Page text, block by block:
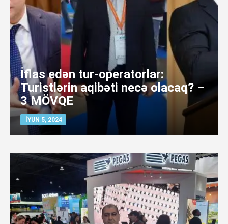
İflas edən tur-operatorlar:
Turistlərin aqibəti necə olacaq? –
3 MÖVQE
İYUN 5, 2024